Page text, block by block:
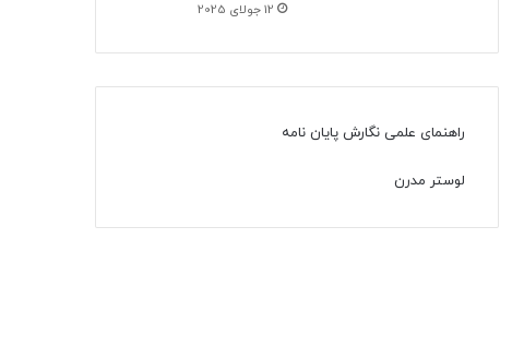
12 جولای 2025
راهنمای علمی نگارش پایان نامه
لوستر مدرن